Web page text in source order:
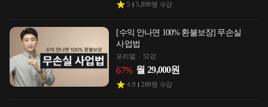
5 5,899명 수강
[수익 안나면 100% 환불보장] 무손실
사업법
포리얼 52강
67% 월 29,000원
4.9 269명 수강